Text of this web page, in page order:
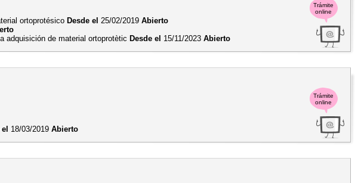
Trámite
online
ortoprotésico Desde el 25/02/2019Abierto
adquisición de material ortoprotètic Desde el 15/11/2023Abierto
Trámite
online
18/03/2019Abierto